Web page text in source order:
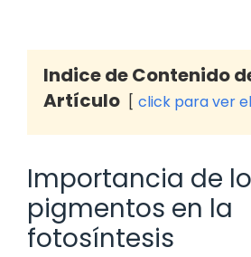
Indice de Contenido
Artículo
click para ver
Importancia de
pigmentos en la
fotosíntesis